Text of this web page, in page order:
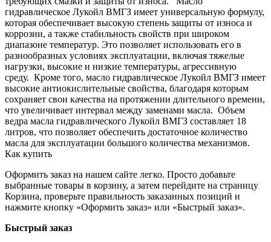
гидравлическое Лукойл ВМГЗ имеет универсальную формулу,
которая обеспечивает высокую степень защиты от износа и
коррозии, а также стабильность свойств при широком
диапазоне температур. Это позволяет использовать его в
разнообразных условиях эксплуатации, включая тяжелые
нагрузки, высокие и низкие температуры, агрессивную
среду. Кроме того, масло гидравлическое Лукойл ВМГЗ имеет
высокие антиокислительные свойства, благодаря которым
сохраняет свои качества на протяжении длительного времени,
что увеличивает интервал между заменами масла. Объем
ведра масла гидравлического Лукойл ВМГЗ составляет 18
литров, что позволяет обеспечить достаточное количество
масла для эксплуатации большого количества механизмов.
Как купить
Оформить заказ на нашем сайте легко. Просто добавьте
выбранные товары в корзину, а затем перейдите на страницу
Корзина, проверьте правильность заказанных позиций и
нажмите кнопку «Оформить заказ» или «Быстрый заказ».
Быстрый заказ